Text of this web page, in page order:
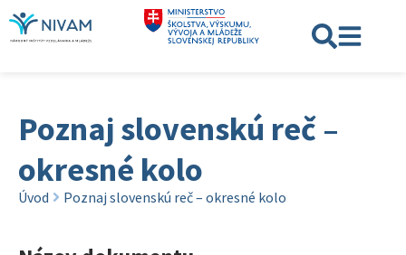
Poznaj slovenskú reč –
okresné kolo
Úvod Poznaj slovenskú reč – okresné kolo